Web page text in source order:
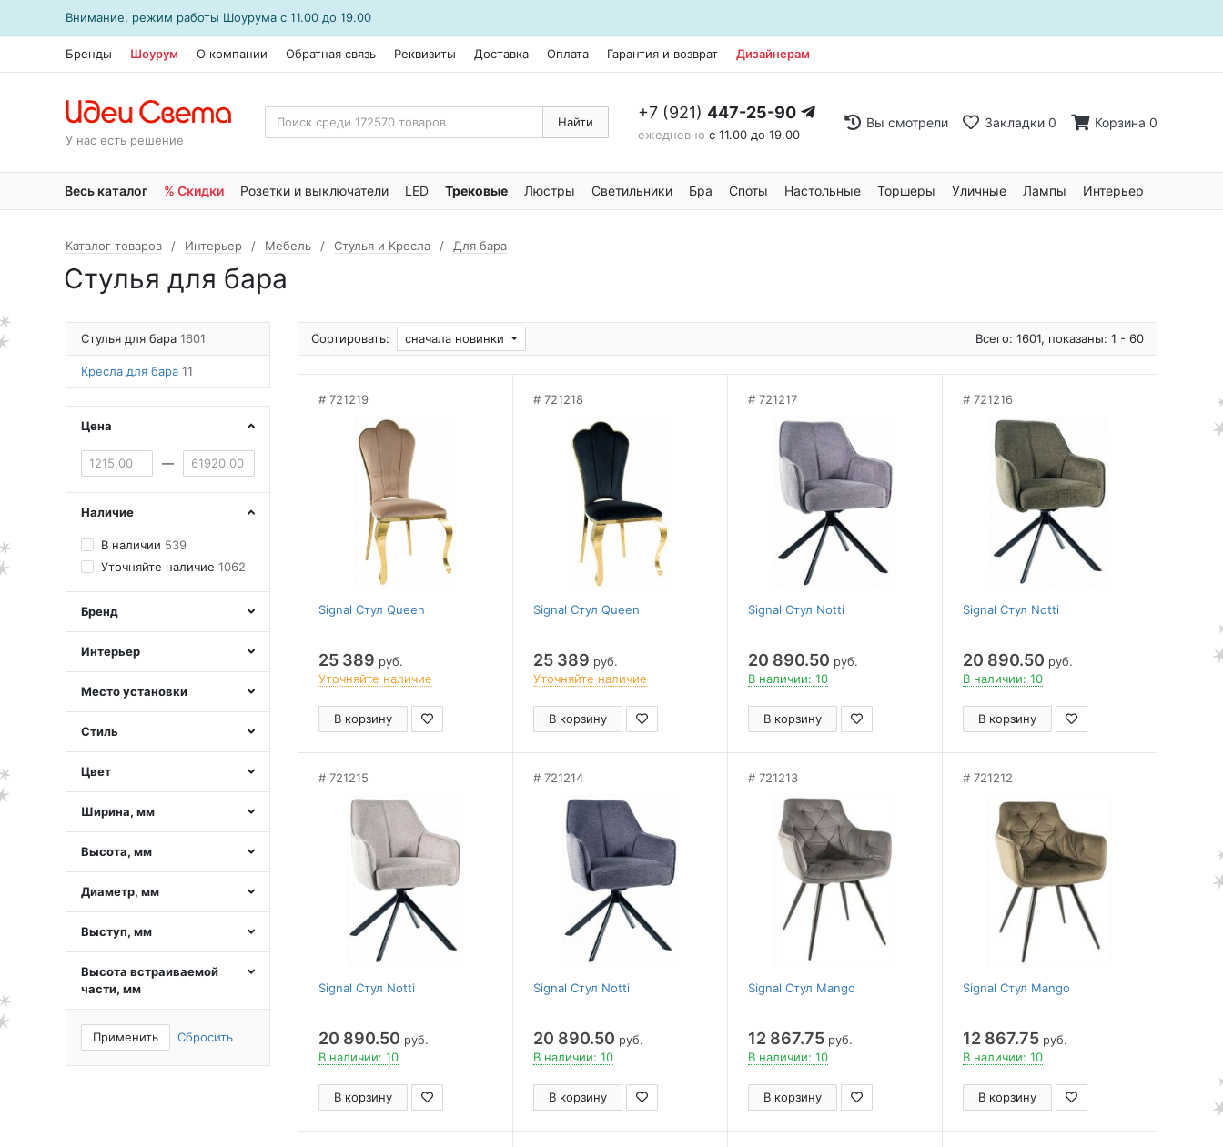
Внимание, режим работы Шоурума с 11.00 до 19.00
Бренды Шоурум О компании Обратная связь Реквизиты Доставка Оплата Гарантия и возврат Дизайнерам
У нас есть решение
Найти +7 (921) 447-25-90
ежедневно с 11.00 до 19.00
Вы смотрели Закладки 0 Корзина 0
Весь каталог % Скидки Розетки и выключатели LED Трековые Люстры Светильники Бра Споты Настольные Торшеры Уличные Лампы Интерьер
Каталог товаров Интерьер Мебель Стулья и Кресла Для бара
Стулья для бара
Стулья для бара 1601
Кресла для бара 11
Цена
—
Наличие
В наличии 539
Уточняйте наличие 1062
Бренд
Интерьер
Место установки
Стиль
Цвет
Ширина, мм
Высота, мм
Диаметр, мм
Выступ, мм
Высота встраиваемой
части, мм
Применить Сбросить
Сортировать: сначала новинки Всего: 1601, показаны: 1 - 60
721219
Signal Стул Queen
25 389 руб.
Уточняйте наличие
В корзину
721218
Signal Стул Queen
25 389 руб.
Уточняйте наличие
В корзину
721217
Signal Стул Notti
20 890.50 руб.
В наличии: 10
В корзину
721216
Signal Стул Notti
20 890.50 руб.
В наличии: 10
В корзину
721215
Signal Стул Notti
20 890.50 руб.
В наличии: 10
В корзину
721214
Signal Стул Notti
20 890.50 руб.
В наличии: 10
В корзину
721213
Signal Стул Mango
12 867.75 руб.
В наличии: 10
В корзину
721212
Signal Стул Mango
12 867.75 руб.
В наличии: 10
В корзину